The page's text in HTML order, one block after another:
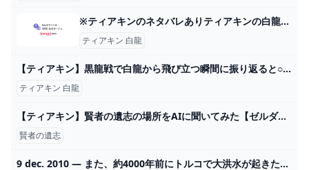
※ティアキンのネタバレありティアキンの白龍はゼルダ姫だったこと... - Yahoo!知恵袋
ティアキン 白龍
【ティアキン】黒龍戦で白龍から飛び立つ瞬間に振り返ると○○らしいので見に行ってみたら...【ゼルダの伝説 ティアーズ オブ ザ キングダム / 検証】 - YouTube
ティアキン 白龍
【ティアキン】賢者の遺志の場所をAIに聞いてみた【ゼルダの伝説ティアーズオブザキングダム】 : NANDEMOAI
賢者の遺志
9 dec. 2010 — また、約4000年前にトルコで大洪水が起きたという地質学的証拠もないと付け加えている。「探検隊は私たちとはまったく別の次元で調査している。考古学、 2024